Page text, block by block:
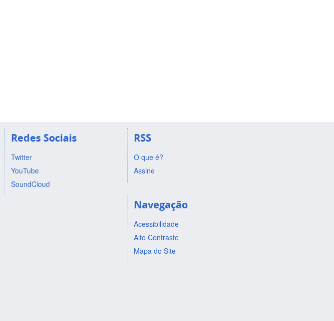
Redes Sociais
Twitter
YouTube
SoundCloud
RSS
O que é?
Assine
Navegação
Acessibilidade
Alto Contraste
Mapa do Site